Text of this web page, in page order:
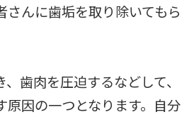
さんに歯垢を取り除いてもら
歯肉を圧迫するなどして、
因の一つとなります。 自分